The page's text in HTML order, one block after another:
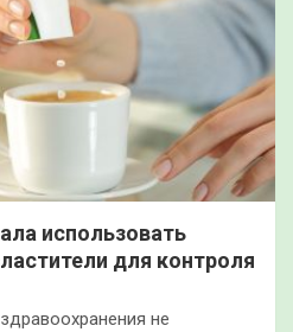
использовать
для контроля
не